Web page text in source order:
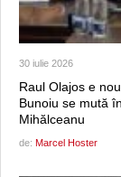
30 iulie 2026
Raul Olajos e
Bunoiu se mută
Mihălceanu
de: Marcel Hoster